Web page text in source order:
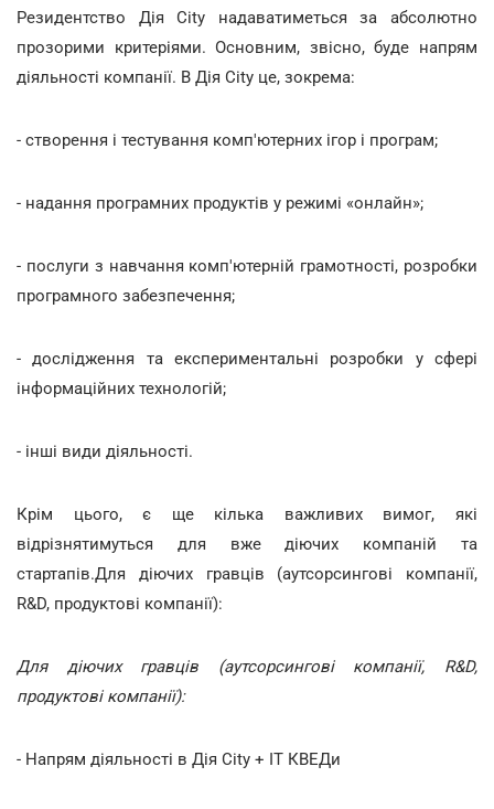
Резидентство Дія City надаватиметься за абсолютно
прозорими критеріями. Основним, звісно, буде напрям
діяльності компанії. В Дія City це, зокрема:
- створення і тестування комп'ютерних ігор і програм;
- надання програмних продуктів у режимі «онлайн»;
- послуги з навчання комп'ютерній грамотності, розробки
програмного забезпечення;
- дослідження та експериментальні розробки у сфері
інформаційних технологій;
- інші види діяльності.
Крім цього, є ще кілька важливих вимог, які
відрізнятимуться для вже діючих компаній та
стартапів.Для діючих гравців (аутсорсингові компанії,
R&D, продуктові компанії):
Для діючих гравців (аутсорсингові компанії, R&D,
продуктові компанії):
- Напрям діяльності в Дія City + IT КВЕДи